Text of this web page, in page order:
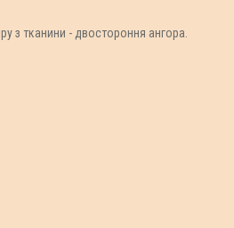
з тканини - двостороння ангора.